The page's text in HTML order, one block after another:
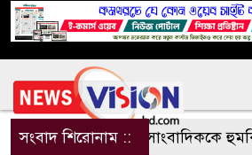
সংবাদ শিরোনাম ::সাংবাদিককে হুমকি